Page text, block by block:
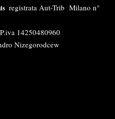
registrata Aut-Trib Milano n°
14250480960
Nizegorodcew